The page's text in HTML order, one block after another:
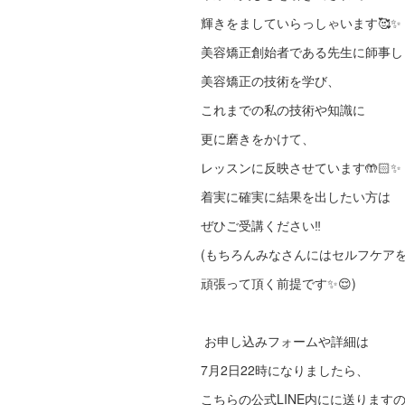
輝きをましていらっしゃいます🥰✨
美容矯正創始者である先生に師事し
美容矯正の技術を学び、
これまでの私の技術や知識に
更に磨きをかけて、
レッスンに反映させています🤲🏻✨
着実に確実に結果を出したい方は
ぜひご受講ください‼︎
(もちろんみなさんにはセルフケア
頑張って頂く前提です✨😌)
⁡ お申し込みフォームや詳細は
7月2日22時になりましたら、
こちらの公式LINE内にに送ります